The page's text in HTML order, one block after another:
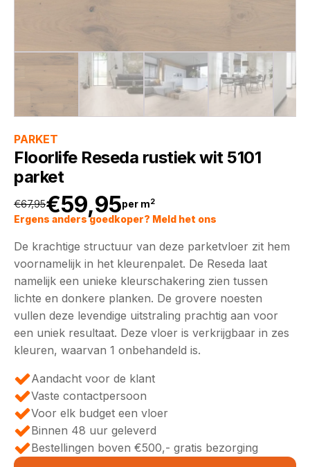
PARKET
Floorlife Reseda rustiek wit 5101
parket
€67,95
Oorspronkelijke
prijs
was:
€67,95.
€59,95
Huidige
prijs
is:
€59,95.
per m2
Ergens anders goedkoper? Meld het ons
De krachtige structuur van deze parketvloer zit hem
voornamelijk in het kleurenpalet. De Reseda laat
namelijk een unieke kleurschakering zien tussen
lichte en donkere planken. De grovere noesten
vullen deze levendige uitstraling prachtig aan voor
een uniek resultaat. Deze vloer is verkrijgbaar in zes
kleuren, waarvan 1 onbehandeld is.
Aandacht voor de klant
Vaste contactpersoon
Voor elk budget een vloer
Binnen 48 uur geleverd
Bestellingen boven €500,- gratis bezorging